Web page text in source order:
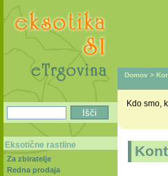
Domov >
Kdo smo,
Eksotične rastline
Za zbiratelje
Redna prodaja